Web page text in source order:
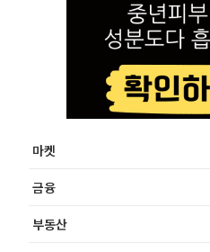
마켓
금융
부동산